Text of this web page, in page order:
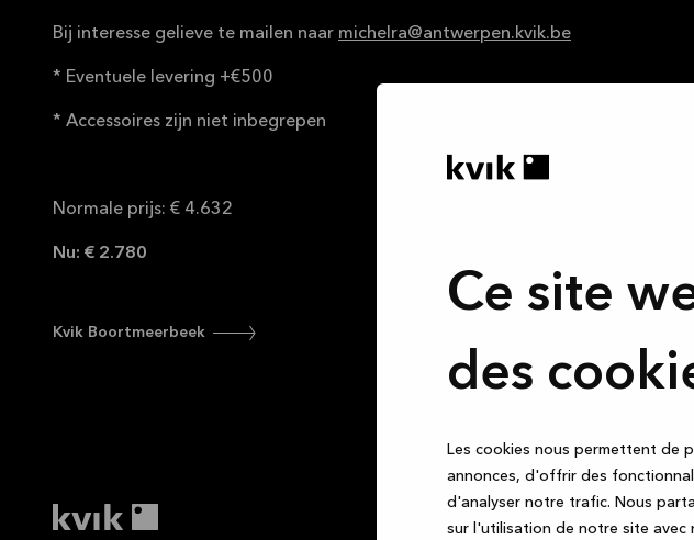
Ce site
des
Les cookies nous permettent de
annonces, d'offrir des
d'analyser notre trafic. Nous
sur l'utilisation de notre site avec
Bij interesse gelieve te mailen naar michelra@antwerpen.kvik.be
* Eventuele levering +€500
* Accessoires zijn niet inbegrepen
Normale prijs: € 4.632
Nu: € 2.780
Kvik Boortmeerbeek